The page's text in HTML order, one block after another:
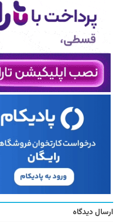
ارسال دیدگاه